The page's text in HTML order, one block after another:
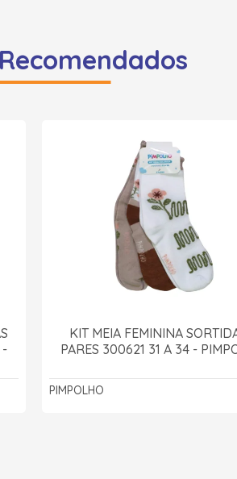
-
KIT MEIA FEMININA
PARES 300621 31 A 34 -
PIMPOLHO